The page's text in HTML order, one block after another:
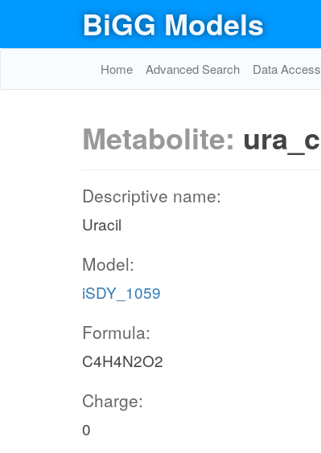
BiGG Models
Home Advanced Search Data Access
Metabolite: ura_c
Descriptive name:
Uracil
Model:
iSDY_1059
Formula:
C4H4N2O2
Charge:
0